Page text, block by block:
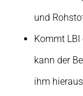
und
Kommt LBI
kann der
ihm